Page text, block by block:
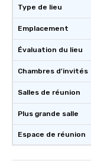
Type de lieu
Emplacement
Évaluation du lieu
Chambres d'invités
Salles de réunion
Plus grande salle
Espace de réunion